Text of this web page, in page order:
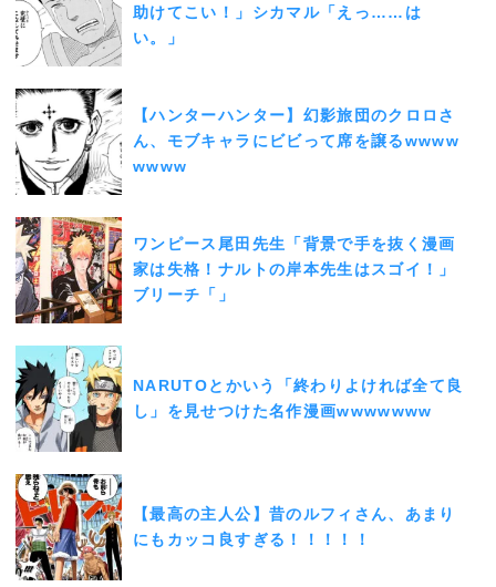
助けてこい！」シカマル「えっ……は
い。」
【ハンターハンター】幻影旅団のクロロさ
ん、モブキャラにビビって席を譲るwwww
wwww
ワンピース尾田先生「背景で手を抜く漫画
家は失格！ナルトの岸本先生はスゴイ！」
ブリーチ「」
NARUTOとかいう「終わりよければ全て良
し」を見せつけた名作漫画wwwwwww
【最高の主人公】昔のルフィさん、あまり
にもカッコ良すぎる！！！！！